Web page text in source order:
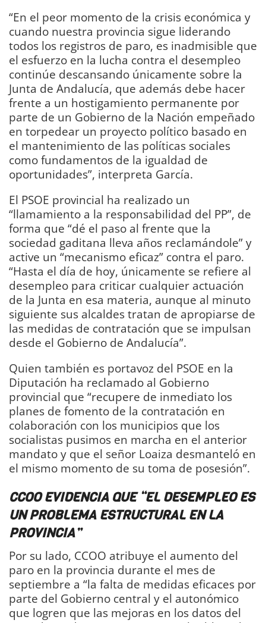
“En el peor momento de la crisis económica y
cuando nuestra provincia sigue liderando
todos los registros de paro, es inadmisible que
el esfuerzo en la lucha contra el desempleo
continúe descansando únicamente sobre la
Junta de Andalucía, que además debe hacer
frente a un hostigamiento permanente por
parte de un Gobierno de la Nación empeñado
en torpedear un proyecto político basado en
el mantenimiento de las políticas sociales
como fundamentos de la igualdad de
oportunidades”, interpreta García.
El PSOE provincial ha realizado un
“llamamiento a la responsabilidad del PP”, de
forma que “dé el paso al frente que la
sociedad gaditana lleva años reclamándole” y
active un “mecanismo eficaz” contra el paro.
“Hasta el día de hoy, únicamente se refiere al
desempleo para criticar cualquier actuación
de la Junta en esa materia, aunque al minuto
siguiente sus alcaldes tratan de apropiarse de
las medidas de contratación que se impulsan
desde el Gobierno de Andalucía”.
Quien también es portavoz del PSOE en la
Diputación ha reclamado al Gobierno
provincial que “recupere de inmediato los
planes de fomento de la contratación en
colaboración con los municipios que los
socialistas pusimos en marcha en el anterior
mandato y que el señor Loaiza desmanteló en
el mismo momento de su toma de posesión”.
CCOO EVIDENCIA QUE “EL DESEMPLEO ES
UN PROBLEMA ESTRUCTURAL EN LA
PROVINCIA”
Por su lado, CCOO atribuye el aumento del
paro en la provincia durante el mes de
septiembre a “la falta de medidas eficaces por
parte del Gobierno central y el autonómico
que logren que las mejoras en los datos del